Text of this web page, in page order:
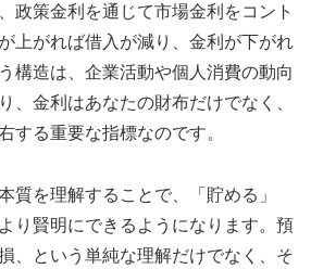
政策金利を通じて市場金利をコント
上がれば借入が減り、金利が下がれ
構造は、企業活動や個人消費の動向
、金利はあなたの財布だけでなく、
する重要な指標なのです。
質を理解することで、「貯める」
り賢明にできるようになります。預
、という単純な理解だけでなく、そ